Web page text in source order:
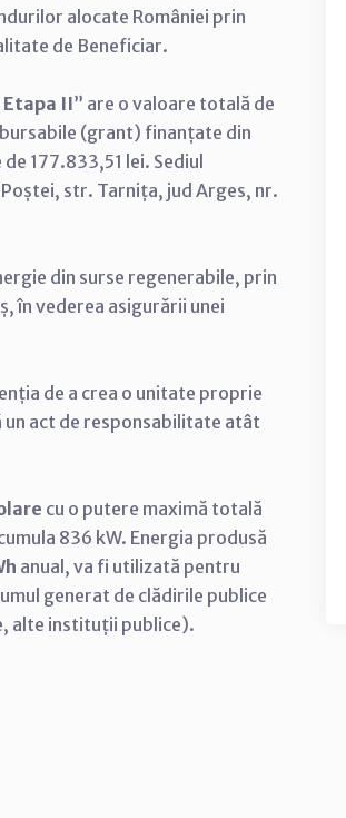
alocate României prin
de Beneficiar.
II” are o valoare totală de
(grant) finanțate din
177.833,51 lei. Sediul
str. Tarnița, jud Arges, nr.
din surse regenerabile, prin
în vederea asigurării unei
de a crea o unitate proprie
act de responsabilitate atât
cu o putere maximă totală
836 kW. Energia produsă
anual, va fi utilizată pentru
generat de clădirile publice
alte instituții publice).